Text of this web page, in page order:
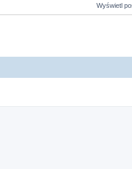
Wyświetl